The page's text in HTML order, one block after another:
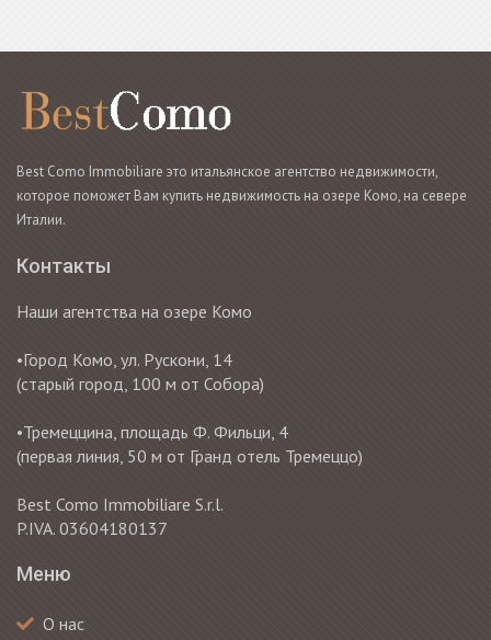
Best Como Immobiliare это итальянское агентство недвижимости,
которое поможет Вам купить недвижимость на озере Комо, на севере
Италии.
Контакты
Наши агентства на озере Комо
•Город Комо, ул. Рускони, 14
(старый город, 100 м от Собора)
•Тремеццина, площадь Ф. Фильци, 4
(первая линия, 50 м от Гранд отель Тремеццо)
Best Como Immobiliare S.r.l.
P.IVA. 03604180137
Меню
О нас